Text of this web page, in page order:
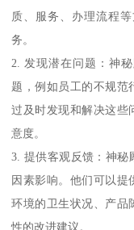
质、服务、办理流程
务。
2. 发现潜在问题：神
题，例如员工的不规范
过及时发现和解决这些
意度。
3. 提供客观反馈：神秘
因素影响。他们可以提
环境的卫生状况、产品
性的改进建议。